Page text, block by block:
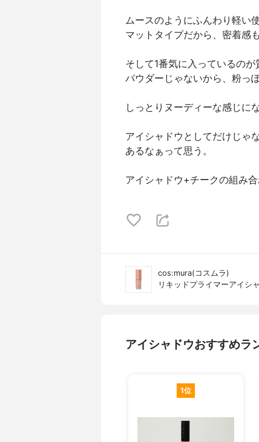
ムースのようにふんわり軽い
マットタイプだから、密着感
そして1番気に入っているのが
パウダーじゃないから、粉っ
しっとりヌーディーな感じにな
アイシャドウとしてだけじゃ
あるなぁって思う。
アイシャドウ+チークの組み
cos:mura(コスムラ)
リキッドプライマーアイシ
アイシャドウおすすめラ
1位